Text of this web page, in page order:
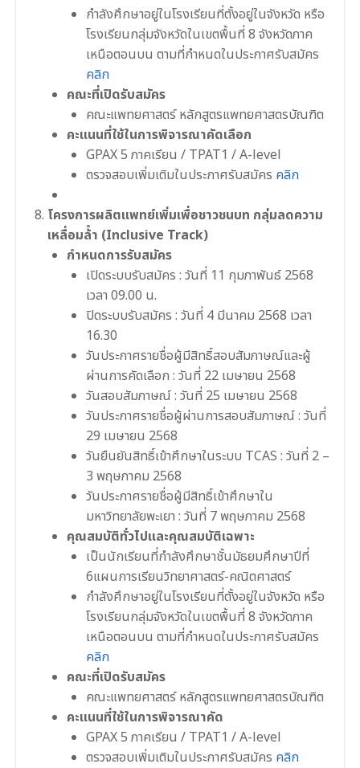
กําลังศึกษาอยู่ในโรงเรียนที่ตั้งอยู่ในจังหวัด หรือ
โรงเรียนกลุ่มจังหวัดในเขตพื้นที่ 8 จังหวัดภาค
เหนือตอนบน ตามที่กำหนดในประกาศรับสมัคร
คลิก
คณะที่เปิดรับสมัคร
คณะแพทยศาสตร์ หลักสูตรแพทยศาสตรบัณฑิต
คะแนนที่ใช้ในการพิจารณาคัดเลือก
GPAX 5 ภาคเรียน / TPAT1 / A-level
ตรวจสอบเพิ่มเติมในประกาศรับสมัคร คลิก
โครงการผลิตแพทย์เพิ่มเพื่อชาวชนบท กลุ่มลดความ
เหลื่อมล้ํา (Inclusive Track)
กำหนดการรับสมัคร
เปิดระบบรับสมัคร : วันที่ 11 กุมภาพันธ์ 2568
เวลา 09.00 น.
ปิดระบบรับสมัคร : วันที่ 4 มีนาคม 2568 เวลา
16.30
วันประกาศรายชื่อผู้มีสิทธิ์สอบสัมภาษณ์และผู้
ผ่านการคัดเลือก : วันที่ 22 เมษายน 2568
วันสอบสัมภาษณ์ : วันที่ 25 เมษายน 2568
วันประกาศรายชื่อผู้ผ่านการสอบสัมภาษณ์ : วันที่
29 เมษายน 2568
วันยืนยันสิทธิ์เข้าศึกษาในระบบ TCAS : วันที่ 2 –
3 พฤษภาคม 2568
วันประกาศรายชื่อผู้มีสิทธิ์เข้าศึกษาใน
มหาวิทยาลัยพะเยา : วันที่ 7 พฤษภาคม 2568
คุณสมบัติทั่วไปและคุณสมบัติเฉพาะ
เป็นนักเรียนที่กําลังศึกษาชั้นมัธยมศึกษาปีที่
6แผนการเรียนวิทยาศาสตร์-คณิตศาสตร์
กําลังศึกษาอยู่ในโรงเรียนที่ตั้งอยู่ในจังหวัด หรือ
โรงเรียนกลุ่มจังหวัดในเขตพื้นที่ 8 จังหวัดภาค
เหนือตอนบน ตามที่กำหนดในประกาศรับสมัคร
คลิก
คณะที่เปิดรับสมัคร
คณะแพทยศาสตร์ หลักสูตรแพทยศาสตรบัณฑิต
คะแนนที่ใช้ในการพิจารณาคัด
GPAX 5 ภาคเรียน / TPAT1 / A-level
ตรวจสอบเพิ่มเติมในประกาศรับสมัคร คลิก